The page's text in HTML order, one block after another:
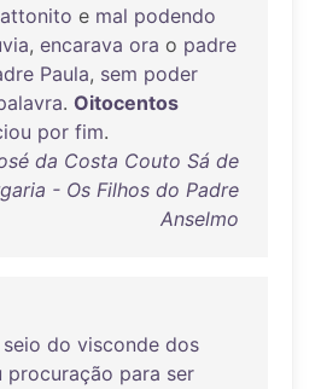
attonito e mal podendo
, encarava ora o padre
Paula, sem poder
. Oitocentos
por fim.
da Costa Couto Sá de
- Os Filhos do Padre
Anselmo
seio do visconde dos
procuração para ser